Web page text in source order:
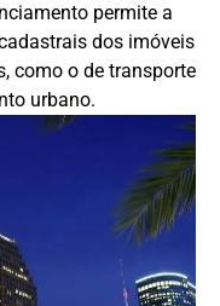
permite a
dos imóveis
como o de transporte
urbano.